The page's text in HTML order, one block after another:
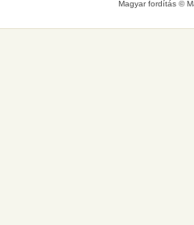
Magyar fordítás ©